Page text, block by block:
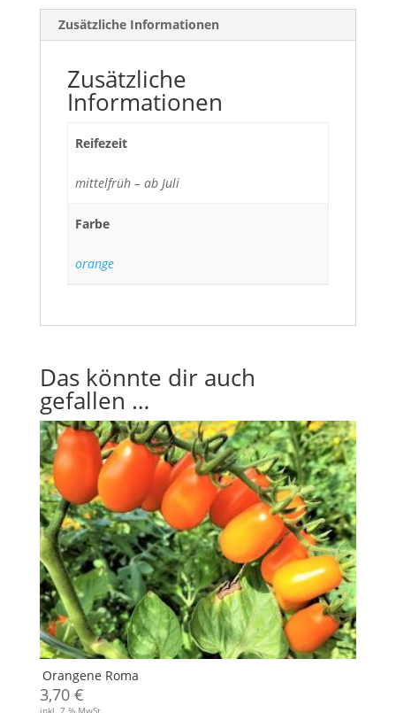
Zusätzliche Informationen
Zusätzliche
Informationen
Reifezeit
mittelfrüh – ab Juli
Farbe
orange
Das könnte dir auch
gefallen …
Orangene Roma
3,70 €